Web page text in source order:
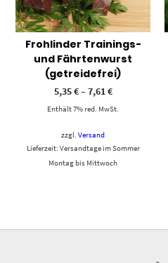
Frohlinder Trainings-
und Fährtenwurst
(getreidefrei)
5,35€–7,61€
Enthält 7% red. MwSt.
zzgl.Versand
Lieferzeit: Versandtage im Sommer
Montag bis Mittwoch